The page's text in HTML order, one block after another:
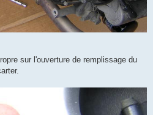
sur l'ouverture de remplissage du